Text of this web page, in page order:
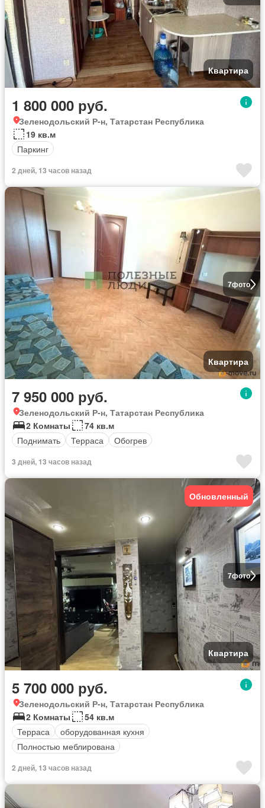
Квартира
1 800 000 руб.
Зеленодольский Р-н, Татарстан Республика
19 кв.м
Паркинг
2 дней, 13 часов назад
7фото
Квартира
7 950 000 руб.
Зеленодольский Р-н, Татарстан Республика
2 Комнаты
74 кв.м
Поднимать
Терраса Обогрев
3 дней, 13 часов назад
7фото
Обновленный
Квартира
5 700 000 руб.
Зеленодольский Р-н, Татарстан Республика
2 Комнаты
54 кв.м
Терраса
оборудованная кухня
Полностью меблирована
2 дней, 13 часов назад